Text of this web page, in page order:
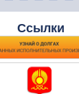
Ссылки